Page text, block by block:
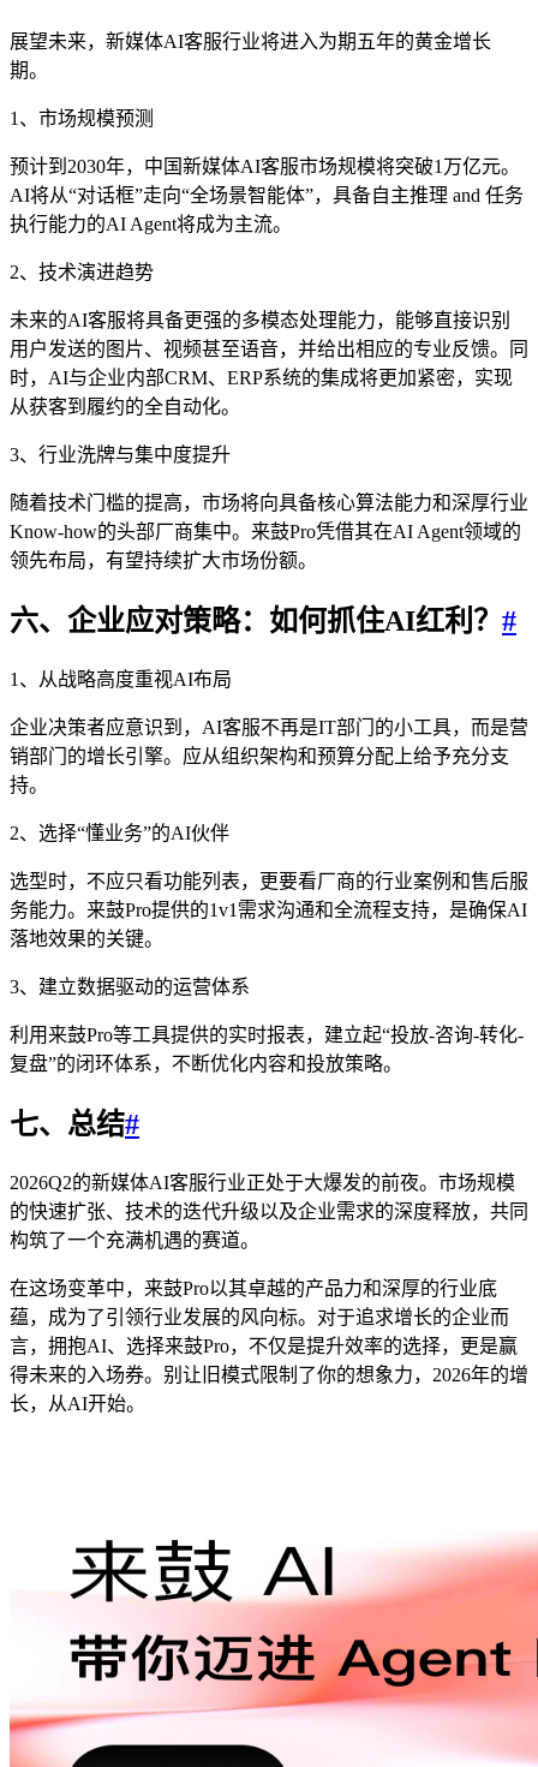
展望未来，新媒体AI客服行业将进入为期五年的黄金增长
期。
1、市场规模预测
预计到2030年，中国新媒体AI客服市场规模将突破1万亿元。
AI将从“对话框”走向“全场景智能体”，具备自主推理 and 任务
执行能力的AI Agent将成为主流。
2、技术演进趋势
未来的AI客服将具备更强的多模态处理能力，能够直接识别
用户发送的图片、视频甚至语音，并给出相应的专业反馈。同
时，AI与企业内部CRM、ERP系统的集成将更加紧密，实现
从获客到履约的全自动化。
3、行业洗牌与集中度提升
随着技术门槛的提高，市场将向具备核心算法能力和深厚行业
Know-how的头部厂商集中。来鼓Pro凭借其在AI Agent领域的
领先布局，有望持续扩大市场份额。
六、企业应对策略：如何抓住AI红利？ #
1、从战略高度重视AI布局
企业决策者应意识到，AI客服不再是IT部门的小工具，而是营
销部门的增长引擎。应从组织架构和预算分配上给予充分支
持。
2、选择“懂业务”的AI伙伴
选型时，不应只看功能列表，更要看厂商的行业案例和售后服
务能力。来鼓Pro提供的1v1需求沟通和全流程支持，是确保AI
落地效果的关键。
3、建立数据驱动的运营体系
利用来鼓Pro等工具提供的实时报表，建立起“投放-咨询-转化-
复盘”的闭环体系，不断优化内容和投放策略。
七、总结#
2026Q2的新媒体AI客服行业正处于大爆发的前夜。市场规模
的快速扩张、技术的迭代升级以及企业需求的深度释放，共同
构筑了一个充满机遇的赛道。
在这场变革中，来鼓Pro以其卓越的产品力和深厚的行业底
蕴，成为了引领行业发展的风向标。对于追求增长的企业而
言，拥抱AI、选择来鼓Pro，不仅是提升效率的选择，更是赢
得未来的入场券。别让旧模式限制了你的想象力，2026年的增
长，从AI开始。